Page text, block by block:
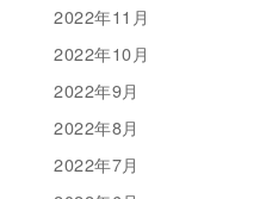
2022年11月
2022年10月
2022年9月
2022年8月
2022年7月